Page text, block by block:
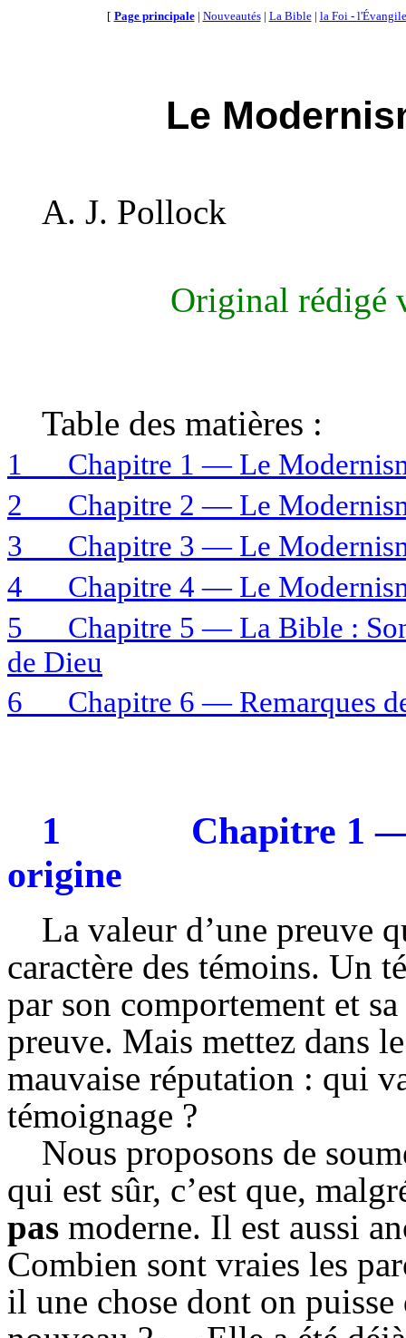
[ Page principale| Nouveautés| La Bible| la Foi - l'Évangile
Le
A. J. Pollock
Original rédigé
Table des matières :
1
Chapitre 1 — Le
2
Chapitre 2 — Le
3
Chapitre 3 — Le
4
Chapitre 4 — Le
5
Chapitre 5 — La Bible :
de Dieu
6
Chapitre 6 — Remarques
1
Chapitre 1
origine
La valeur d’une preuve
caractère des témoins. Un
par son comportement et
preuve. Mais mettez dans
mauvaise réputation : qui
témoignage ?
Nous proposons de
qui est sûr, c’est que,
pas moderne. Il est aussi
Combien sont vraies les
il une chose dont on puisse